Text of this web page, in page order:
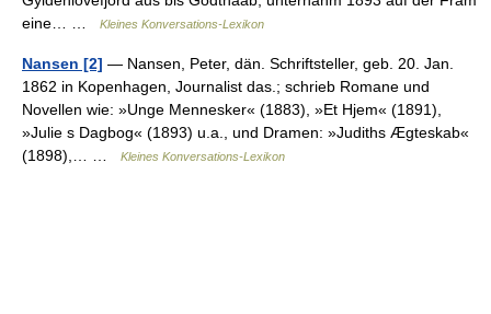
eine… …
Kleines Konversations-Lexikon
Nansen [2] — Nansen, Peter, dän. Schriftsteller, geb. 20. Jan.
1862 in Kopenhagen, Journalist das.; schrieb Romane und
Novellen wie: »Unge Mennesker« (1883), »Et Hjem« (1891),
»Julie s Dagbog« (1893) u.a., und Dramen: »Judiths Ægteskab«
(1898),… …
Kleines Konversations-Lexikon